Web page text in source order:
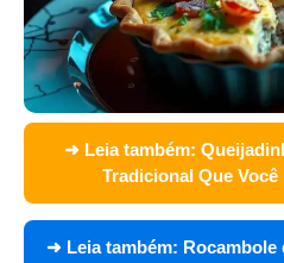
➜ Leia também:
Tradicional Que
➜ Leia também: Rocambole